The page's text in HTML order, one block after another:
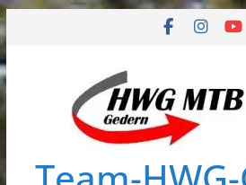
Zum
Inhalt
springen